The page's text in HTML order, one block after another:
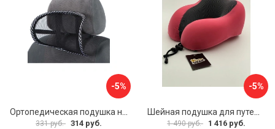
-5%
Ортопедическая подушка на подголовник TORSO 5155968
331 руб. 314 руб.
-5%
Шейная подушка для путешествий Golden Snail GS 0458-4 розовый
1 490 руб. 1 416 руб.